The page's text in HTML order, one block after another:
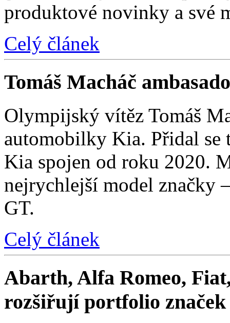
produktové novinky a své
Celý článek
Tomáš Macháč
Olympijský vítěz Tomáš
automobilky Kia. Přidal se
Kia spojen od roku 2020.
nejrychlejší model značky
GT.
Celý článek
Abarth, Alfa Romeo,
rozšiřují portfolio